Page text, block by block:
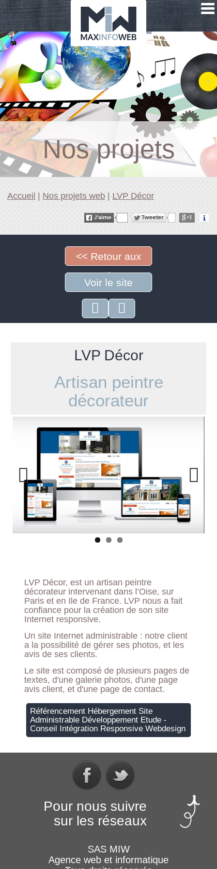
Nos projets
clients
Accueil Nos projets web LVP Décor
<< Retour aux
projets
Voir le site
LVP Décor
Artisan peintre
décorateur
Previ
ous
LVP Décor, est un artisan peintre
décorateur intervenant dans l’Oise, sur
Paris et en Ile de France. LVP nous a fait
confiance pour la création de son site
Internet responsive.
Un site Internet administrable : notre client
a la possibilité de gérer ses photos, et les
avis de ses clients.
Le site est composé de plusieurs pages de
textes, d'une galerie photos, d'une page
avis client, et d'une page de contact.
Référencement Hébergement Site
Administrable Développement Etude -
Conseil Intégration Responsive Webdesign
Pour nous suivre
sur les réseaux
SAS MIW
Agence web et informatique